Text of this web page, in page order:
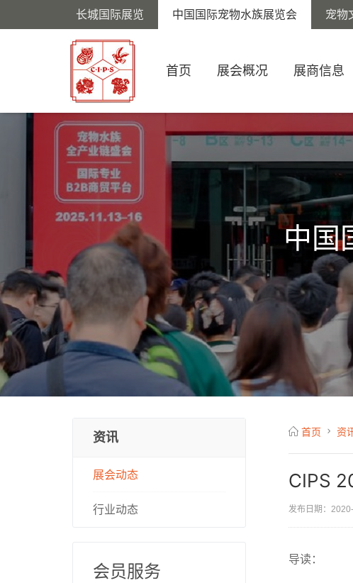
长城国际展览 中国国际宠物水族展览会 宠物
首页 展会概况 展商信息
中国
首页 资
CIPS
发布日期：
导读：
资讯
展会动态
行业动态
会员服务